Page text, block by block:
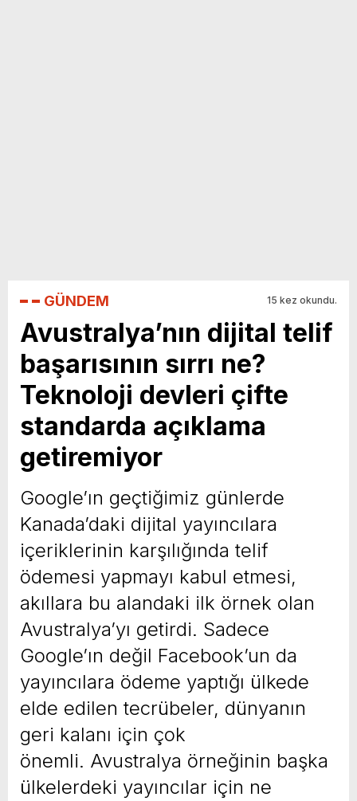
GÜNDEM 15 kez okundu.
Avustralya’nın dijital telif
başarısının sırrı ne?
Teknoloji devleri çifte
standarda açıklama
getiremiyor
Google’ın geçtiğimiz günlerde
Kanada’daki dijital yayıncılara
içeriklerinin karşılığında telif
ödemesi yapmayı kabul etmesi,
akıllara bu alandaki ilk örnek olan
Avustralya’yı getirdi. Sadece
Google’ın değil Facebook’un da
yayıncılara ödeme yaptığı ülkede
elde edilen tecrübeler, dünyanın
geri kalanı için çok
önemli. Avustralya örneğinin başka
ülkelerdeki yayıncılar için ne